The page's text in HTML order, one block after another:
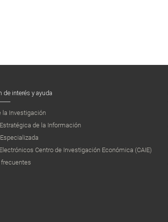
de interés y ayuda
la Investigación
de la Información
Centro de Investigación Económica (CAIE)